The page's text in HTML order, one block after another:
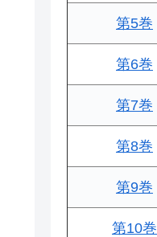
第5巻
第6巻
第7巻
第8巻
第9巻
第10巻